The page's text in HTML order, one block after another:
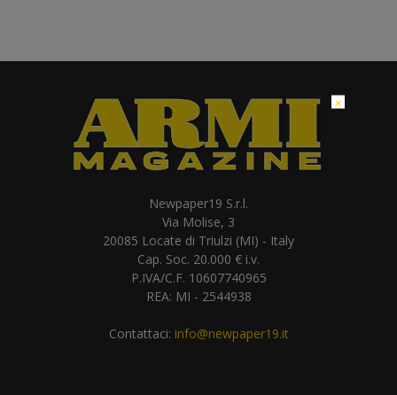
Newpaper19 S.r.l.
Via Molise, 3
20085 Locate di Triulzi (MI) - Italy
Cap. Soc. 20.000 € i.v.
P.IVA/C.F. 10607740965
REA: MI - 2544938
Contattaci: info@newpaper19.it
×